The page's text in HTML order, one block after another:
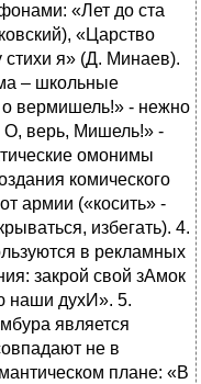
«Лет до ста
«Царство
я» (Д. Минаев).
– школьные
вермишель!» - нежно
О, верь, Мишель!» -
омонимы
комического
армии («косить» -
избегать). 4.
в рекламных
закрой свой зАмок
наши духИ». 5.
является
не в
плане: «В